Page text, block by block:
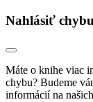
Nahlásiť
Máte o knihe viac
chybu? Budeme
informácií na